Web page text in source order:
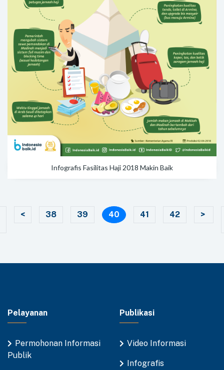
Infografis Fasilitas Haji 2018 Makin Baik
< 38 39 40 (current)
41 42 >
Pelayanan
Permohonan Informasi
Publik
Publikasi
Video Informasi
Infografis